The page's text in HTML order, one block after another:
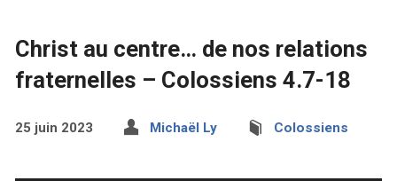
Christ au centre… de nos relations
fraternelles – Colossiens 4.7-18
25 juin 2023 Michaël Ly Colossiens